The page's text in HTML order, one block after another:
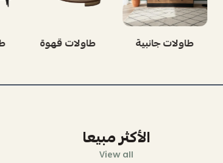
طاولات جانبية إضاءة
الأكثر مبيعا
View all